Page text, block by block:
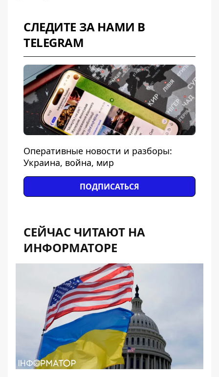
СЛЕДИТЕ ЗА НАМИ В
TELEGRAM
Оперативные новости и разборы:
Украина, война, мир
ПОДПИСАТЬСЯ
СЕЙЧАС ЧИТАЮТ НА
ИНФОРМАТОРЕ